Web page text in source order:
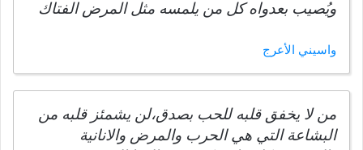
ويُصيب بعدواه كل من يلمسه مثل المرض الفتاك
واسيني الأعرج
من لا يخفق قلبه للحب بصدق،لن يشمئز قلبه من
البشاعة التي هي الحرب والمرض والانانية